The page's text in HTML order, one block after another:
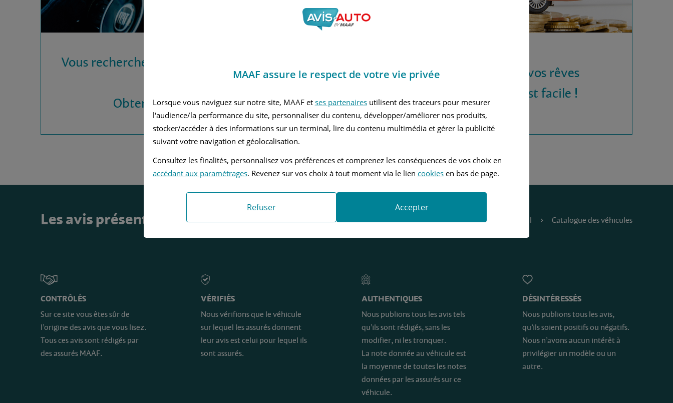
Vous recherchez une assurance automobile
Obtenez vos devis MAAF
Financez la voiture de vos rêves
Avec le crédit auto, c'est facile !
Les avis présents sur ce site sont… Accueil Catalogue des véhicules
CONTRÔLÉS
Sur ce site vous êtes sûr de
l’origine des avis que vous lisez.
Tous ces avis sont rédigés par
des assurés MAAF.
VÉRIFIÉS
Nous vérifions que le véhicule
sur lequel les assurés donnent
leur avis est celui pour lequel ils
sont assurés.
AUTHENTIQUES
Nous publions tous les avis tels
qu’ils sont rédigés, sans les
modifier, ni les tronquer.
La note donnée au véhicule est
la moyenne de toutes les notes
données par les assurés sur ce
véhicule.
DÉSINTÉRESSÉS
Nous publions tous les avis,
qu’ils soient positifs ou négatifs.
Nous n’avons aucun intérêt à
privilégier un modèle ou un
autre.
MAAF assure le respect de votre vie privée
Lorsque vous naviguez sur notre site, MAAF et ses partenairesutilisent des traceurs pour mesurer
l'audience/la performance du site, personnaliser du contenu, développer/améliorer nos produits,
stocker/accéder à des informations sur un terminal, lire du contenu multimédia et gérer la publicité
suivant votre navigation et géolocalisation.
Consultez les finalités, personnalisez vos préférences et comprenez les conséquences de vos choix en
accédant aux paramétrages. Revenez sur vos choix à tout moment via le lien cookiesen bas de page.
Refuser Accepter